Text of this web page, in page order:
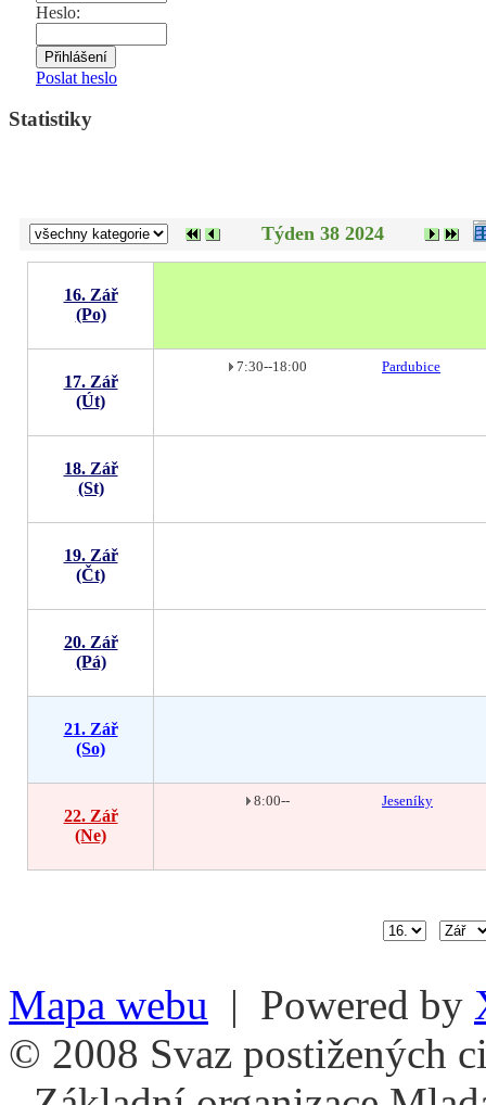
Heslo:
Poslat heslo
Statistiky
Týden 38 2024
16. Zář
(Po)
17. Zář
(Út)
7:30--18:00 Pardubice
18. Zář
(St)
19. Zář
(Čt)
20. Zář
(Pá)
21. Zář
(So)
22. Zář
(Ne)
8:00-- Jeseníky
Mapa webu | Powered by
© 2008 Svaz postižených